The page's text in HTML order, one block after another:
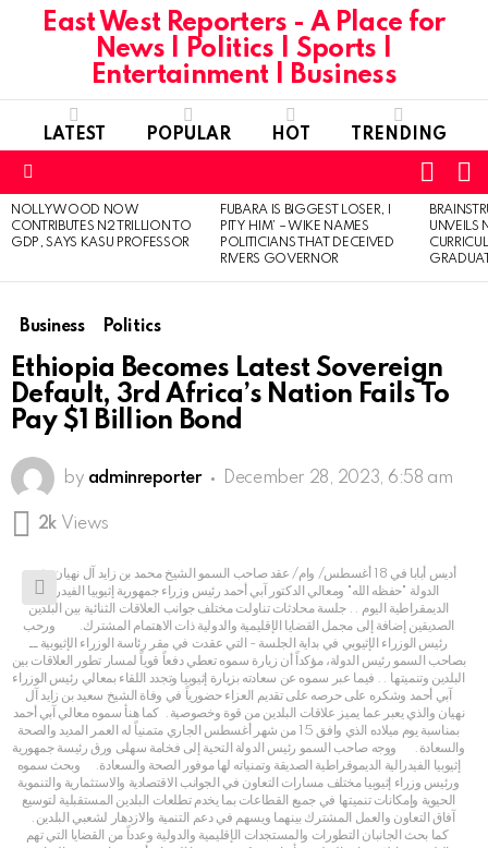
East West Reporters - A Place for
News | Politics | Sports |
Entertainment | Business
LATEST POPULAR HOT TRENDING
SKIN
LATEST
STORIES
NOLLYWOOD NOW
CONTRIBUTES N2 TRILLION TO
GDP, SAYS KASU PROFESSOR
FUBARA IS BIGGEST LOSER, I
PITY HIM’ – WIKE NAMES
POLITICIANS THAT DECEIVED
RIVERS GOVERNOR
UNVEILS
Business Politics
Ethiopia Becomes Latest Sovereign
Default, 3rd Africa’s Nation Fails To
Pay $1 Billion Bond
by adminreporter December 28, 2023, 6:58 am
2k Views
أديس أبابا في 18 أغسطس/ وام/ عقد صاحب السمو الشيخ محمد بن زايد آل نهيان رئيس
الدولة "حفظه الله" ومعالي الدكتور آبي أحمد رئيس وزراء جمهورية إثيوبيا الفيدرالية
الديمقراطية اليوم .. جلسة محادثات تناولت مختلف جوانب العلاقات الثنائية بين البلدين
الصديقين إضافة إلى مجمل القضايا الإقليمية والدولية ذات الاهتمام المشترك. ورحب
رئيس الوزراء الإثيوبي في بداية الجلسة - التي عقدت في مقر رئاسة الوزراء الإثيوبية ــ
بصاحب السمو رئيس الدولة، مؤكداً أن زيارة سموه تعطي دفعاً قوياً لمسار تطور العلاقات بين
البلدين وتنميتها .. فيما عبر سموه عن سعادته بزيارة إثيوبيا وتجدد اللقاء بمعالي رئيس الوزراء
آبي أحمد وشكره على حرصه على تقديم العزاء حضورياً في وفاة الشيخ سعيد بن زايد آل
نهيان والذي يعبر عما يميز علاقات البلدين من قوة وخصوصية. كما هنأ سموه معالي آبي أحمد
بمناسبة يوم ميلاده الذي وافق 15 من شهر أغسطس الجاري متمنياً له العمر المديد والصحة
والسعادة. ووجه صاحب السمو رئيس الدولة التحية إلى فخامة سهلى ورق رئيسة جمهورية
إثيوبيا الفيدرالية الديموقراطية الصديقة وتمنياته لها موفور الصحة والسعادة. وبحث سموه
ورئيس وزراء إثيوبيا مختلف مسارات التعاون في الجوانب الاقتصادية والاستثمارية والتنموية
الحيوية وإمكانات تنميتها في جميع القطاعات بما يخدم تطلعات البلدين المستقبلية لتوسيع
آفاق التعاون والعمل المشترك بينهما ويسهم في دعم التنمية والازدهار لشعبي البلدين.
كما بحث الجانبان التطورات والمستجدات الإقليمية والدولية وعدداً من القضايا التي تهم